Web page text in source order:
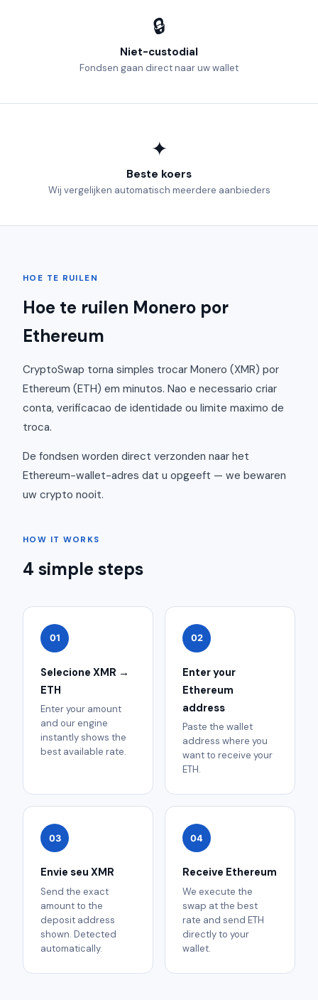
🔒
Niet-custodial
Fondsen gaan direct naar uw wallet
✦
Beste koers
Wij vergelijken automatisch meerdere aanbieders
HOE TE RUILEN
Hoe te ruilen Monero por
Ethereum
CryptoSwap torna simples trocar Monero (XMR) por
Ethereum (ETH) em minutos. Nao e necessario criar
conta, verificacao de identidade ou limite maximo de
troca.
De fondsen worden direct verzonden naar het
Ethereum-wallet-adres dat u opgeeft — we bewaren
uw crypto nooit.
HOW IT WORKS
4 simple steps
01
Selecione XMR →
ETH
Enter your amount
and our engine
instantly shows the
best available rate.
02
Enter your
Ethereum
address
Paste the wallet
address where you
want to receive your
ETH.
03
Envie seu XMR
Send the exact
amount to the
deposit address
shown. Detected
automatically.
04
Receive Ethereum
We execute the
swap at the best
rate and send ETH
directly to your
wallet.